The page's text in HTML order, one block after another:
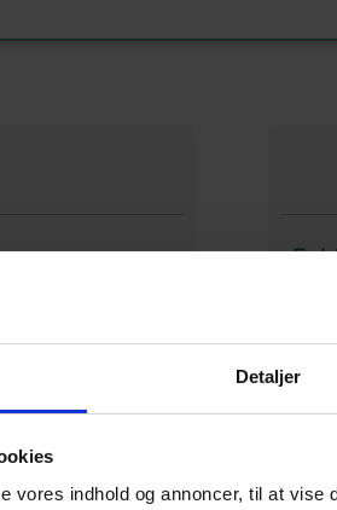
Detaljer
vores indhold og annoncer, til at